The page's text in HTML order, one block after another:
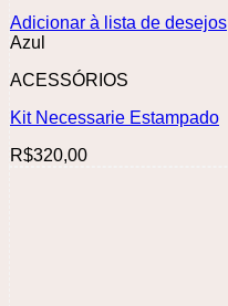
Adicionar à lista de desejos
Azul
ACESSÓRIOS
Kit Necessarie Estampado
R$320,00